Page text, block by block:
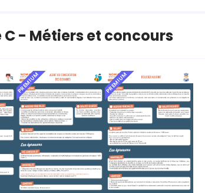
- Métiers et concours
PREMIUM PREMIUM